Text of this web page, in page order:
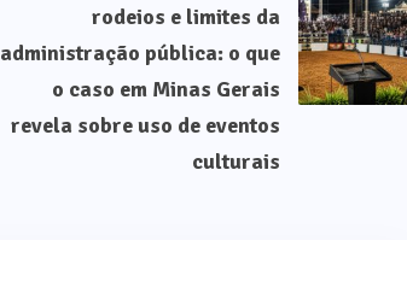
rodeios e limites da
administração pública: o que
o caso em Minas Gerais
revela sobre uso de eventos
culturais